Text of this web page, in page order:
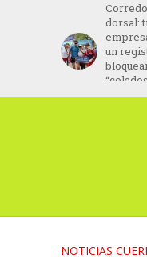
dorsal:
un
Aires
NOTICIAS